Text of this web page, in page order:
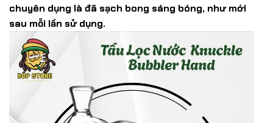
chuyên dụng là đã sạch bong sáng bóng, như mới
sau mỗi lần sử dụng.